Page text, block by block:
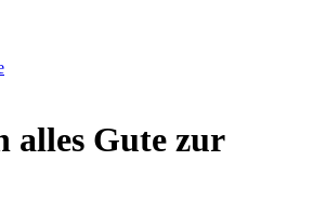
alles Gute zur